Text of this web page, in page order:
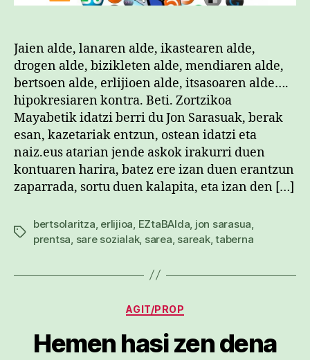
Jaien alde, lanaren alde, ikastearen alde,
drogen alde, bizikleten alde, mendiaren alde,
bertsoen alde, erlijioen alde, itsasoaren alde….
hipokresiaren kontra. Beti. Zortzikoa
Mayabetik idatzi berri du Jon Sarasuak, berak
esan, kazetariak entzun, ostean idatzi eta
naiz.eus atarian jende askok irakurri duen
kontuaren harira, batez ere izan duen erantzun
zaparrada, sortu duen kalapita, eta izan den […]
Etiketak
bertsolaritza erlijioa EZtaBAIda jon sarasua
prentsa sare sozialak, sarea sareak,taberna
Kategoriak
AGIT/PROP
Hemen hasi zen dena